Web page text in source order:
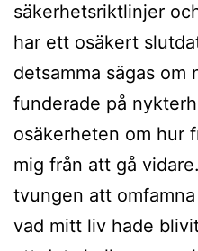
säkerhetsriktlinjer
har ett osäkert
detsamma sägas
funderade på
osäkerheten om hur
mig från att gå
tvungen att
vad mitt liv hade